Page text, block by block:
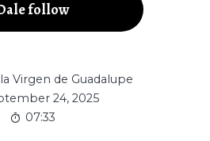
follow
Virgen de Guadalupe
24, 2025
07:33